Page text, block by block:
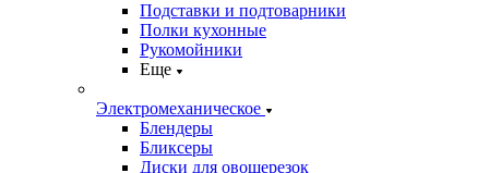
Подставки и подтоварники
Полки кухонные
Рукомойники
Еще
Электромеханическое
Блендеры
Бликсеры
Диски для овощерезок